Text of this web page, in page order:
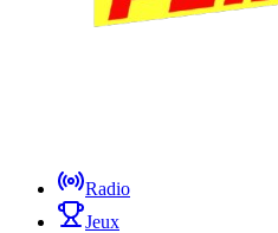
Radio
Jeux